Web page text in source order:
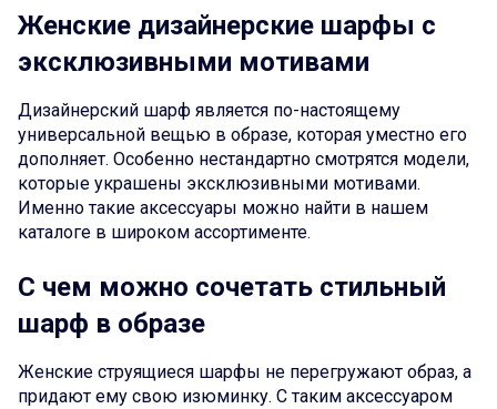
Женские дизайнерские шарфы с
эксклюзивными мотивами
Дизайнерский шарф является по-настоящему
универсальной вещью в образе, которая уместно его
дополняет. Особенно нестандартно смотрятся модели,
которые украшены эксклюзивными мотивами.
Именно такие аксессуары можно найти в нашем
каталоге в широком ассортименте.
С чем можно сочетать стильный
шарф в образе
Женские струящиеся шарфы не перегружают образ, а
придают ему свою изюминку. С таким аксессуаром